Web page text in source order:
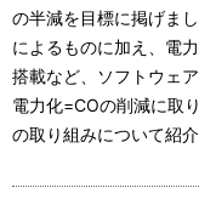
の半減を目標に掲げま
によるものに加え、電
搭載など、ソフトウェ
電力化=COの削減に取
の取り組みについて紹介